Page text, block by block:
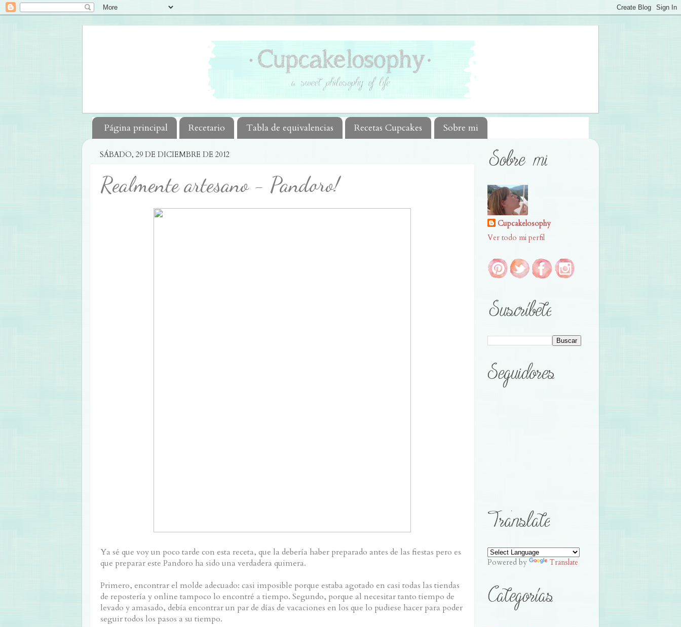
Página principal Recetario Tabla de equivalencias Recetas Cupcakes Sobre mi
SÁBADO, 29 DE DICIEMBRE DE 2012
Realmente artesano - Pandoro!
Ya sé que voy un poco tarde con esta receta, que la debería haber preparado antes de las fiestas pero es
que preparar este Pandoro ha sido una verdadera quimera.
Primero, encontrar el molde adecuado: casi imposible porque estaba agotado en casi todas las tiendas
de repostería y online tampoco lo encontré a tiempo. Segundo, porque al necesitar tanto tiempo de
levado y amasado, debía encontrar un par de días de vacaciones en los que lo pudiese hacer para poder
seguir todos los pasos a su tiempo.
Cupcakelosophy
Ver todo mi perfil
Powered by Translate